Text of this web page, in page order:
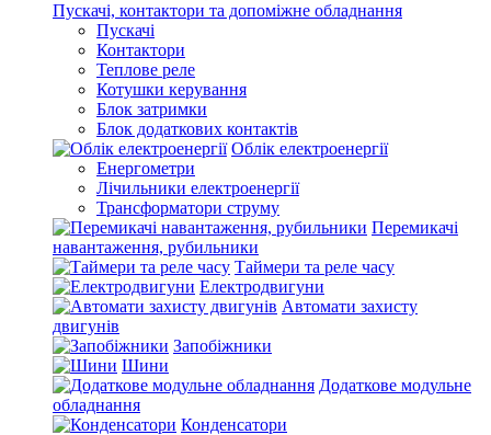
Пускачі, контактори та допоміжне обладнання
Пускачі
Контактори
Теплове реле
Котушки керування
Блок затримки
Блок додаткових контактів
Облік електроенергії
Енергометри
Лічильники електроенергії
Трансформатори струму
Перемикачі
навантаження, рубильники
Таймери та реле часу
Електродвигуни
Автомати захисту
двигунів
Запобіжники
Шини
Додаткове модульне
обладнання
Конденсатори